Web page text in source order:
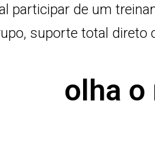
participar de um
suporte total direto
olha o